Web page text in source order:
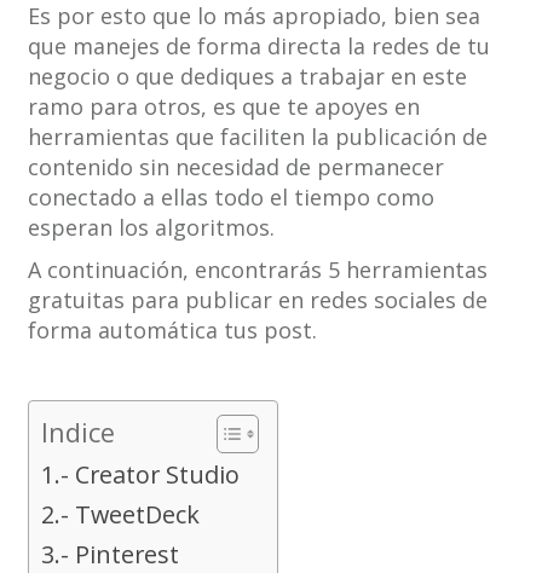
Es por esto que lo más apropiado, bien sea
que manejes de forma directa la redes de tu
negocio o que dediques a trabajar en este
ramo para otros, es que te apoyes en
herramientas que faciliten la publicación de
contenido sin necesidad de permanecer
conectado a ellas todo el tiempo como
esperan los algoritmos.
A continuación, encontrarás 5 herramientas
gratuitas para publicar en redes sociales de
forma automática tus post.
Indice
1.- Creator Studio
2.- TweetDeck
3.- Pinterest